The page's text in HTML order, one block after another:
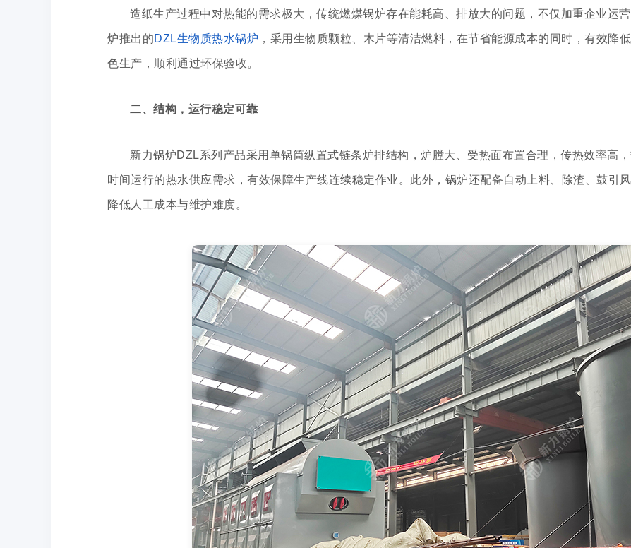
造纸生产过程中对热能的需求极大，传统燃煤锅炉存在能耗高、排放大的问题，不仅加重企业运
炉推出的DZL生物质热水锅炉 ，采用生物质颗粒、木片等清洁燃料，在节省能源成本的同时，有效降
色生产，顺利通过环保验收。
二、结构，运行稳定可靠
新力锅炉DZL系列产品采用单锅筒纵置式链条炉排结构，炉膛大、受热面布置合理，传热效率高
时间运行的热水供应需求，有效保障生产线连续稳定作业。此外，锅炉还配备自动上料、除渣、鼓引
降低人工成本与维护难度。